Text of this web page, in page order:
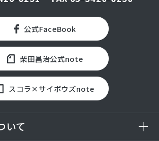
公式FaceBook
柴田昌治公式note
スコラ×サイボウズnote
いて